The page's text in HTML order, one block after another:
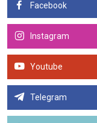
Facebook
Instagram
Youtube
Telegram